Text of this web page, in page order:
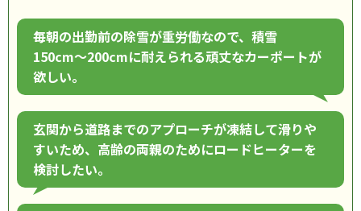
毎朝の出勤前の除雪が重労働なので、積雪
150cm〜200cmに耐えられる頑丈なカーポートが
欲しい。
玄関から道路までのアプローチが凍結して滑りや
すいため、高齢の両親のためにロードヒーターを
検討したい。